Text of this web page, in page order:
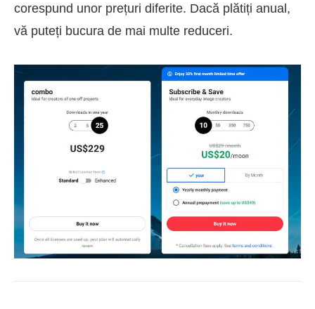
corespund unor prețuri diferite. Dacă plătiți anual,
vă puteți bucura de mai multe reduceri.